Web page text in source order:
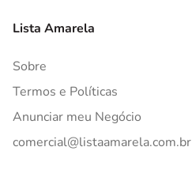
Lista Amarela
Sobre
Termos e Políticas
Anunciar meu Negócio
comercial@listaamarela.com.br